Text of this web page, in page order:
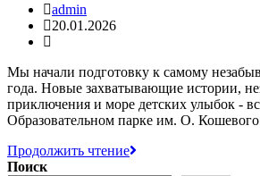
Автор
записи:
admin
Запись
опубликована:
20.01.2026
Рубрика
Мы начали подготовку к самому
года. Новые захватывающие истории,
приключения и море детских улыбок -
Образовательном парке им. О.
Продолжить чтениеЛетние
Поиск